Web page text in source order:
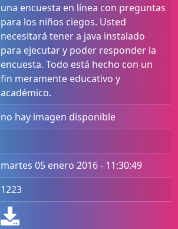
una encuesta en línea con preguntas
para los niños ciegos. Usted
necesitará tener a java instalado
para ejecutar y poder responder la
encuesta. Todo está hecho con un
fin meramente educativo y
académico.
no hay imagen disponible
martes 05 enero 2016 - 11:30:49
1223